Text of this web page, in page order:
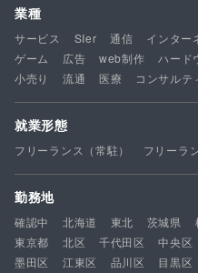
業種
サービス SIer 通信 インター
ゲーム
広告 web制作 ハード
小売り
流通 医療 コンサルテ
就業形態
フリーランス（常駐） フリーラ
勤務地
確認中 北海道 東北 茨城県
東京都
北区 千代田区 中央区
墨田区
江東区 品川区 目黒区